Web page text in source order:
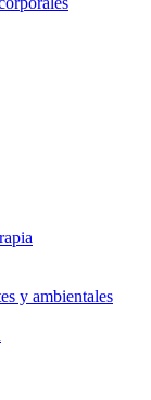
y ambientales